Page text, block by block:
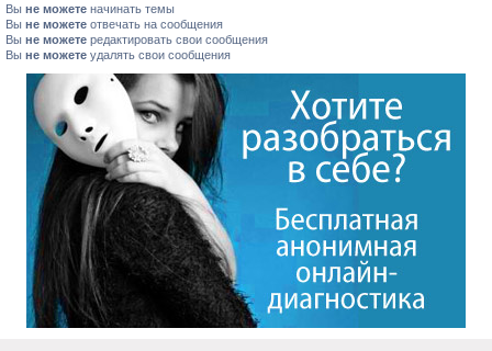
Вы не можете начинать темы
Вы не можете отвечать на сообщения
Вы не можете редактировать свои сообщения
Вы не можете удалять свои сообщения